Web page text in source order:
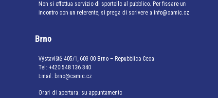
Non si effettua servizio di sportello al pubblico. Per fissare un
incontro con un referente, si prega di scrivere a info@camic.cz
Brno
Výstaviště 405/1, 603 00 Brno – Repubblica Ceca
Tel: +420 548 136 340
Email: brno@camic.cz
Orari di apertura: su appuntamento